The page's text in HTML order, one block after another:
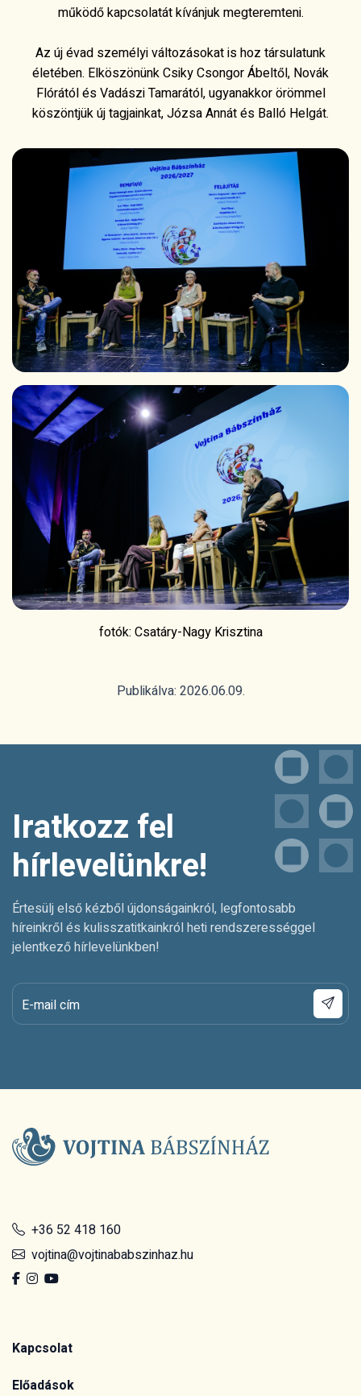
működő kapcsolatát kívánjuk megteremteni.
Az új évad személyi változásokat is hoz társulatunk
életében. Elköszönünk Csiky Csongor Ábeltől, Novák
Flórától és Vadászi Tamarától, ugyanakkor örömmel
köszöntjük új tagjainkat, Józsa Annát és Balló Helgát.
fotók: Csatáry-Nagy Krisztina
Publikálva: 2026.06.09.
Iratkozz fel
hírlevelünkre!
Értesülj első kézből újdonságainkról, legfontosabb
híreinkről és kulisszatitkainkról heti rendszerességgel
jelentkező hírlevelünkben!
E-mail cím
+36 52 418 160
vojtina@vojtinababszinhaz.hu
Kapcsolat
Előadások